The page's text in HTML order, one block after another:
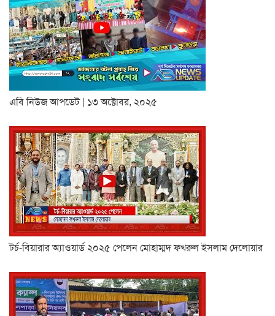
এবি নিউজ আপডেট | ১৩ অক্টোবর, ২০২৫
টর্চ-বিয়ারার অ্যাওয়ার্ড ২০২৫ পেলেন মোহাম্মদ ফখরুল ইসলাম দেলোয়ার